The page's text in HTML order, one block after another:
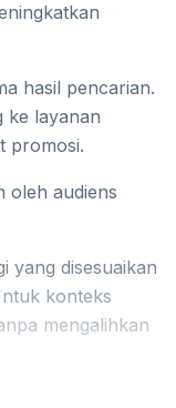
hasil pencarian.
ke layanan
promosi.
oleh audiens
yang disesuaikan
konteks
mengalihkan